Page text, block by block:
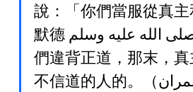
說：「你們當服從真
默德 صلى الله عليه وسلم）。」如果他
們違背正道，那末，
不信道的人的。（سورة آل عمران古蘭